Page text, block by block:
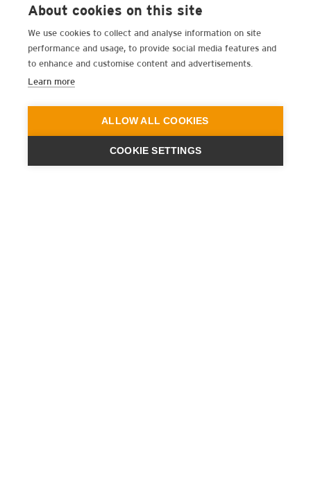
About cookies on this site
We use cookies to collect and analyse information on site
performance and usage, to provide social media features and
to enhance and customise content and advertisements.
Learn more
ALLOW ALL COOKIES
COOKIE SETTINGS